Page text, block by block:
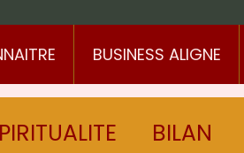
BUSINESS ALIGNE
BILAN